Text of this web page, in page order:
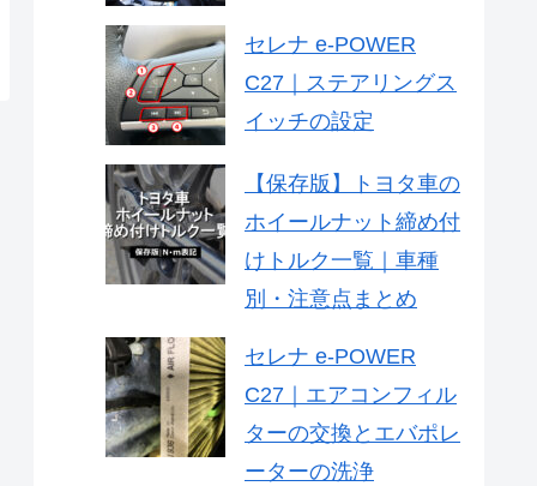
セレナ e-POWER
C27｜ステアリングス
イッチの設定
【保存版】トヨタ車の
ホイールナット締め付
けトルク一覧｜車種
別・注意点まとめ
セレナ e-POWER
C27｜エアコンフィル
ターの交換とエバポレ
ーターの洗浄